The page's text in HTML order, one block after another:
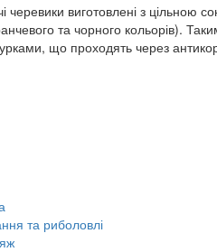
виготовлені з цільною
та чорного кольорів).
що проходять через
та риболовлі